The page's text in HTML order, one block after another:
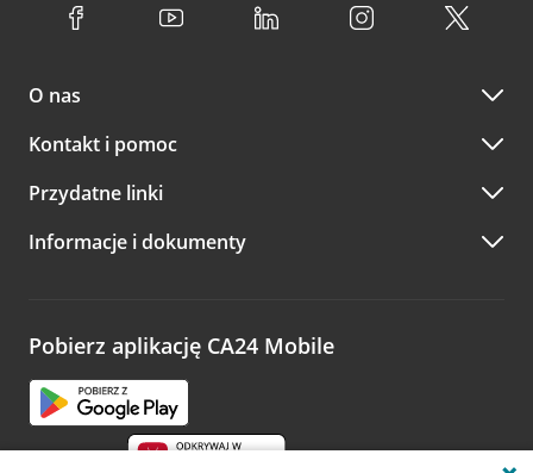
O nas
Kontakt i pomoc
Przydatne linki
Informacje i dokumenty
Pobierz aplikację CA24 Mobile